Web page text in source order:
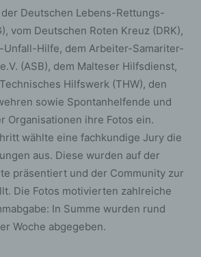
Deutschen Lebens-Rettungs-
vom Deutschen Roten Kreuz (DRK),
Unfall-Hilfe, dem Arbeiter-Samariter-
(ASB), dem Malteser Hilfsdienst,
Hilfswerk (THW), den
sowie Spontanhelfende und
Organisationen ihre Fotos ein.
wählte eine fachkundige Jury die
aus. Diese wurden auf der
präsentiert und der Community zur
Die Fotos motivierten zahlreiche
In Summe wurden rund
Woche abgegeben.